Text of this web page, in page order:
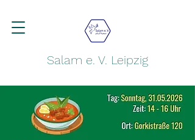
Salam e. V. Leipzig